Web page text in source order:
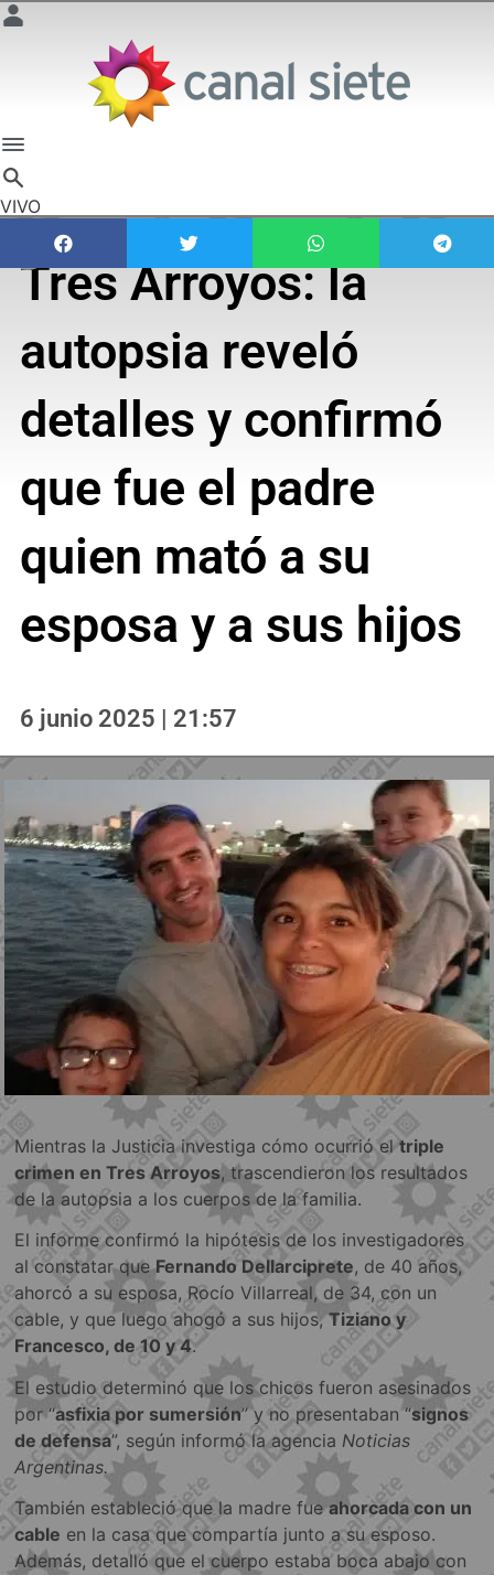
VIVO
Tres Arroyos: la
autopsia reveló
detalles y confirmó
que fue el padre
quien mató a su
esposa y a sus hijos
6 junio 2025 | 21:57
Mientras la Justicia investiga cómo ocurrió eltriple
crimen en Tres Arroyos, trascendieron los resultados
de la autopsia a los cuerpos de la familia.
El informe confirmó la hipótesis de los investigadores
al constatar queFernando Dellarciprete, de 40 años,
ahorcó a su esposa, Rocío Villarreal, de 34, con un
cable, y que luego ahogó a sus hijos,Tiziano y
Francesco, de 10 y 4.
El estudio determinó que los chicos fueron asesinados
por “asfixia por sumersión” y no presentaban “signos
de defensa”, según informó la agencia Noticias
Argentinas.
También estableció que la madre fueahorcada con un
cable en la casa que compartía junto a su esposo.
Además, detalló que el cuerpo estaba boca abajo con